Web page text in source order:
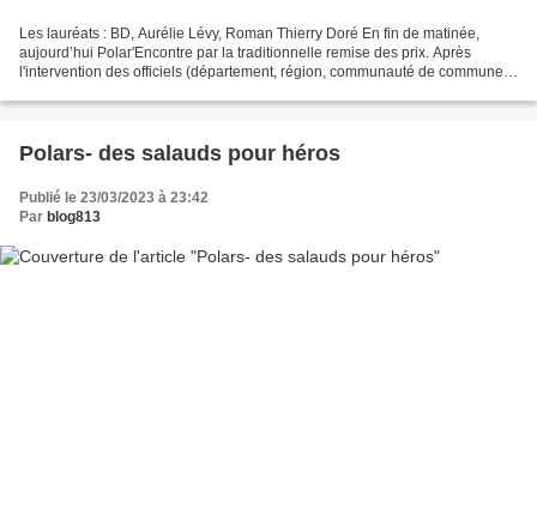
Les lauréats : BD, Aurélie Lévy, Roman Thierry Doré En fin de matinée,
aujourd’hui Polar'Encontre par la traditionnelle remise des prix. Après
l'intervention des officiels (département, région, communauté de commune,
Polars- des salauds pour héros
Publié le 23/03/2023 à 23:42
Par blog813